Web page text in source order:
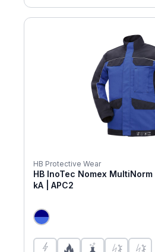
HB Protective Wear
HB InoTec Nomex
kA | APC2